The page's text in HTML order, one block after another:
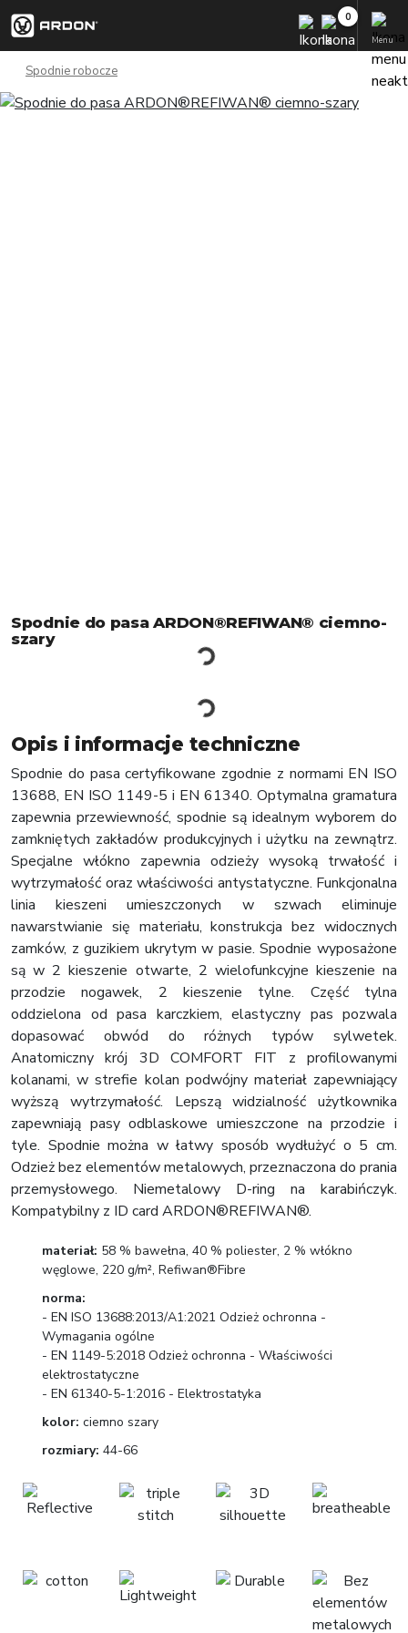
Menu
Spodnie robocze
Spodnie do pasa ARDON®REFIWAN® ciemno-
szary
Opis i informacje techniczne
Spodnie do pasa certyfikowane zgodnie z normami EN ISO
13688, EN ISO 1149-5 i EN 61340. Optymalna gramatura
zapewnia przewiewność, spodnie są idealnym wyborem do
zamkniętych zakładów produkcyjnych i użytku na zewnątrz.
Specjalne włókno zapewnia odzieży wysoką trwałość i
wytrzymałość oraz właściwości antystatyczne. Funkcjonalna
linia kieszeni umieszczonych w szwach eliminuje
nawarstwianie się materiału, konstrukcja bez widocznych
zamków, z guzikiem ukrytym w pasie. Spodnie wyposażone
są w 2 kieszenie otwarte, 2 wielofunkcyjne kieszenie na
przodzie nogawek, 2 kieszenie tylne. Część tylna
oddzielona od pasa karczkiem, elastyczny pas pozwala
dopasować obwód do różnych typów sylwetek.
Anatomiczny krój 3D COMFORT FIT z profilowanymi
kolanami, w strefie kolan podwójny materiał zapewniający
wyższą wytrzymałość. Lepszą widzialność użytkownika
zapewniają pasy odblaskowe umieszczone na przodzie i
tyle. Spodnie można w łatwy sposób wydłużyć o 5 cm.
Odzież bez elementów metalowych, przeznaczona do prania
przemysłowego. Niemetalowy D-ring na karabińczyk.
Kompatybilny z ID card ARDON®REFIWAN®.
materiał: 58 % bawełna, 40 % poliester, 2 % włókno
węglowe, 220 g/m², Refiwan®Fibre
norma:
- EN ISO 13688:2013/A1:2021 Odzież ochronna -
Wymagania ogólne
- EN 1149-5:2018 Odzież ochronna - Właściwości
elektrostatyczne
- EN 61340-5-1:2016 - Elektrostatyka
kolor: ciemno szary
rozmiary: 44-66